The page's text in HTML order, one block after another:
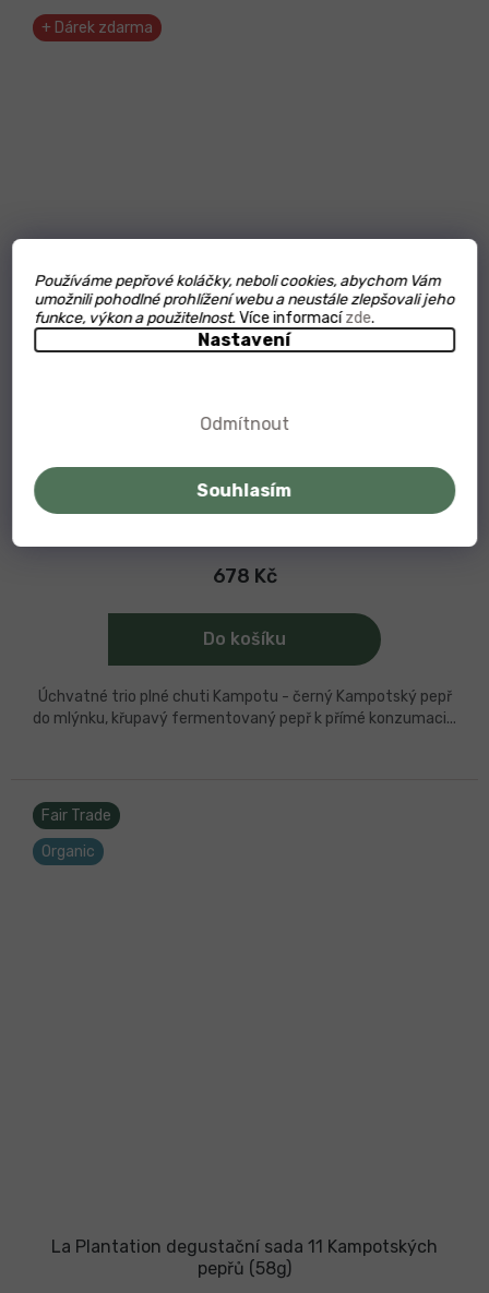
Používáme pepřové koláčky, neboli cookies, abychom Vám
umožnili pohodlné prohlížení webu a neustále zlepšovali jeho
funkce, výkon a použitelnost.Více informacízde.
Nastavení
Odmítnout
Souhlasím
+ Dárek zdarma
dárek ZDARMA
678 Kč
Do košíku
Úchvatné trio plné chuti Kampotu - černý Kampotský pepř
do mlýnku, křupavý fermentovaný pepř k přímé konzumaci...
Fair Trade
Organic
La Plantation degustační sada 11 Kampotských
pepřů (58g)